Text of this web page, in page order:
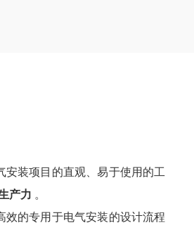
安装项目的直观、易于使用的工
产力 。
效的专用于电气安装的设计流程